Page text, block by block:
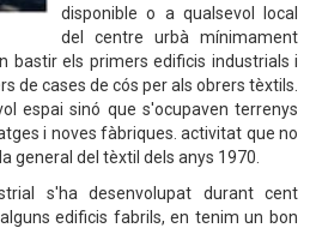
disponible o a qualsevol local
del centre urbà mínimament
bastir els primers edificis industrials i
de cases de cós per als obrers tèxtils.
espai sinó que s'ocupaven terrenys
i noves fàbriques. activitat que no
general del tèxtil dels anys 1970.
s'ha desenvolupat durant cent
edificis fabrils, en tenim un bon